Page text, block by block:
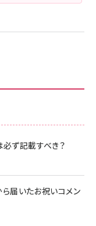
ず記載すべき？
届いたお祝いコメン